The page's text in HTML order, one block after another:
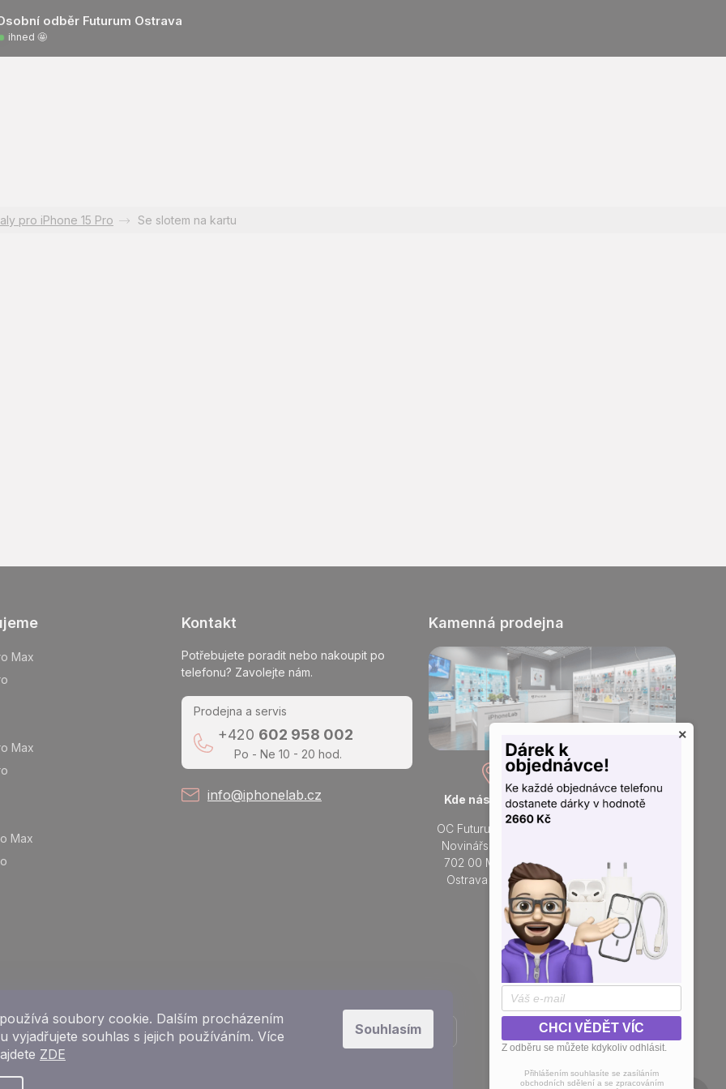
soubory cookie. Dalším procházením
vyjadřujete souhlas s jejich používáním. Více
ZDE
Souhlasím
odběr Futurum Ostrava
ihned 🤩
pro iPhone 15 Pro Se slotem na kartu
Max
Max
Max
Kontakt
Potřebujete poradit nebo nakoupit po
telefonu? Zavolejte nám.
Prodejna a servis
+420 602 958 002
Po - Ne 10 - 20 hod.
info@iphonelab.cz
Kamenná prodejna
Kde nás najdete
OC Futurum Ostrava
Novinářská 3178/6
702 00 Moravská
Ostrava a Přívoz
Otevřeno každý den
Do prodejny
Přidejte se k nám na sítích
×
CHCI VĚDĚT VÍC
Z odběru se můžete kdykoliv odhlásit.
Přihlášením souhlasíte se zasíláním
obchodních sdělení a se zpracováním